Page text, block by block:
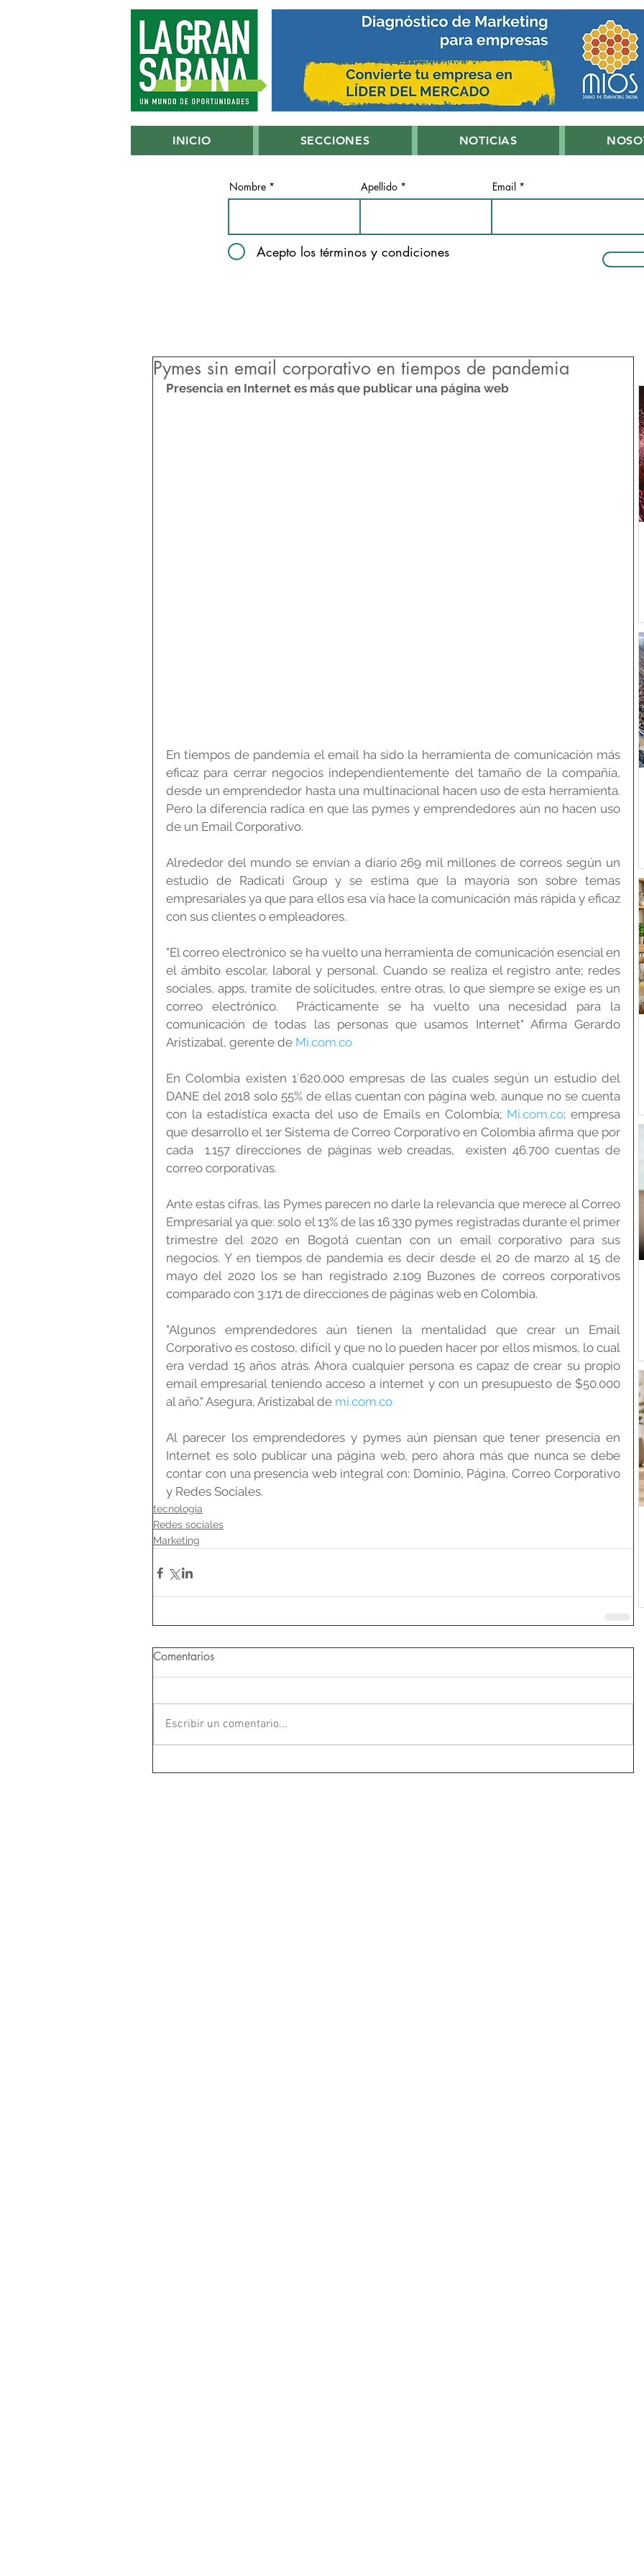
INICIO SECCIONES NOTICIAS
Nombre Apellido Email
Acepto los términos y condiciones
Pymes sin email corporativo en tiempos de pandemia
Presencia en Internet es más que publicar una página web
En tiempos de pandemia el email ha sido la herramienta de comunicación más
eficaz para cerrar negocios independientemente del tamaño de la compañía,
desde un emprendedor hasta una multinacional hacen uso de esta herramienta.
Pero la diferencia radica en que las pymes y emprendedores aún no hacen uso
de un Email Corporativo.
Alrededor del mundo se envían a diario 269 mil millones de correos según un
estudio de Radicati Group y se estima que la mayoría son sobre temas
empresariales ya que para ellos esa vía hace la comunicación más rápida y eficaz
con sus clientes o empleadores.
"El correo electrónico se ha vuelto una herramienta de comunicación esencial en
el ámbito escolar, laboral y personal. Cuando se realiza el registro ante; redes
sociales, apps, tramite de solicitudes, entre otras, lo que siempre se exige es un
correo electrónico.  Prácticamente se ha vuelto una necesidad para la
comunicación de todas las personas que usamos Internet" Afirma Gerardo
Aristizabal, gerente de Mi.com.co
En Colombia existen 1´620.000 empresas de las cuales según un estudio del
DANE del 2018 solo 55% de ellas cuentan con página web, aunque no se cuenta
con la estadística exacta del uso de Emails en Colombia; Mi.com.co; empresa
que desarrollo el 1er Sistema de Correo Corporativo en Colombia afirma que por
cada  1.157 direcciones de páginas web creadas,  existen 46.700 cuentas de
correo corporativas.
Ante estas cifras, las Pymes parecen no darle la relevancia que merece al Correo
Empresarial ya que: solo el 13% de las 16.330 pymes registradas durante el primer
trimestre del 2020 en Bogotá cuentan con un email corporativo para sus
negocios. Y en tiempos de pandemia es decir desde el 20 de marzo al 15 de
mayo del 2020 los se han registrado 2.109 Buzones de correos corporativos
comparado con 3.171 de direcciones de páginas web en Colombia.
"Algunos emprendedores aún tienen la mentalidad que crear un Email
Corporativo es costoso, difícil y que no lo pueden hacer por ellos mismos, lo cual
era verdad 15 años atrás. Ahora cualquier persona es capaz de crear su propio
email empresarial teniendo acceso a internet y con un presupuesto de $50.000
al año." Asegura, Aristizabal de mi.com.co
Al parecer los emprendedores y pymes aún piensan que tener presencia en
Internet es solo publicar una página web, pero ahora más que nunca se debe
contar con una presencia web integral con: Dominio, Página, Correo Corporativo
y Redes Sociales.
tecnologia
Redes sociales
Marketing
Comentarios
Escribir un comentario...